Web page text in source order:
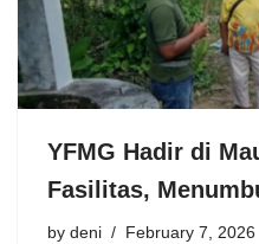
YFMG Hadir di
Fasilitas,
by deni February 7, 2026